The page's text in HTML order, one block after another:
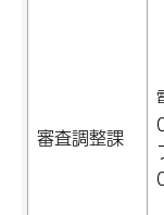
審査調整課